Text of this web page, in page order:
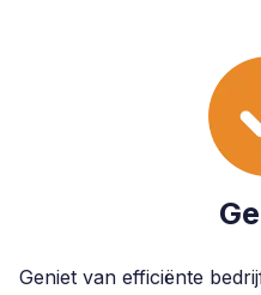
Geniet van efficiënte